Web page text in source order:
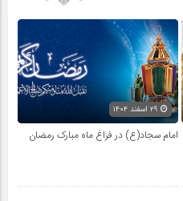
امام سجاد(ع) در فراغ ماه مبارک رمضان